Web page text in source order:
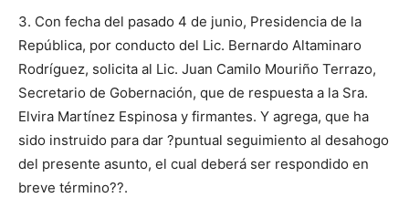
3. Con fecha del pasado 4 de junio, Presidencia de la
República, por conducto del Lic. Bernardo Altaminaro
Rodríguez, solicita al Lic. Juan Camilo Mouriño Terrazo,
Secretario de Gobernación, que de respuesta a la Sra.
Elvira Martínez Espinosa y firmantes. Y agrega, que ha
sido instruido para dar ?puntual seguimiento al desahogo
del presente asunto, el cual deberá ser respondido en
breve término??.